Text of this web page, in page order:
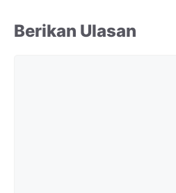
Berikan Ulasan